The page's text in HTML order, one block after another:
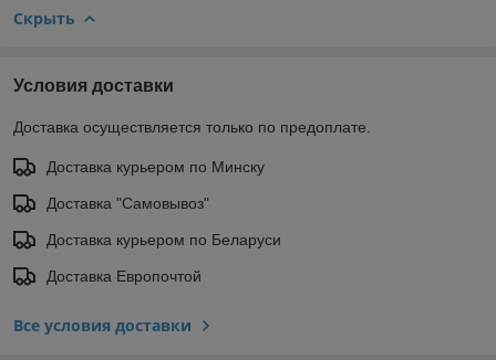
Скрыть
Условия доставки
Доставка осуществляется только по предоплате.
Доставка курьером по Минску
Доставка "Самовывоз"
Доставка курьером по Беларуси
Доставка Европочтой
Все условия доставки